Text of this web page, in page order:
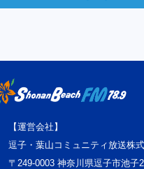
【運営会社】
逗子・葉山コミュニティ放送株
〒249-0003 神奈川県逗子市池子